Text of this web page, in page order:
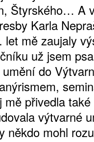
Štyrského… A
Karla
let mě zaujaly
už jsem
do
mě přivedla
výtvarné
někdo mohl